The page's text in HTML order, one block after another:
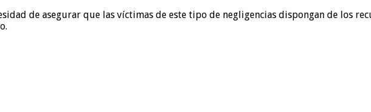
de asegurar que las víctimas de este tipo de negligencias dispongan de los